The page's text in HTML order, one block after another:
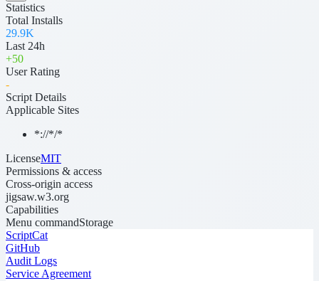
Statistics
Total Installs
29.9K
Last 24h
+50
User Rating
-
Script Details
Applicable Sites
*://*/*
LicenseMIT
Permissions & access
Cross-origin access
jigsaw.w3.org
Capabilities
Menu commandStorage
ScriptCat
GitHub
Audit Logs
Service Agreement